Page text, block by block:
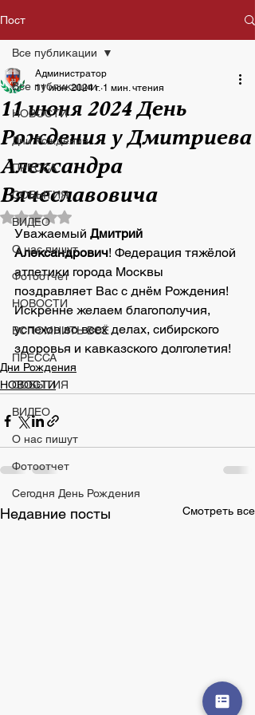
Пост
Все публикации
НОВОСТИ
Дни Рождения
ПРЕССА
СОБЫТИЯ
ВИДЕО
О нас пишут
Фотоотчет
НОВОСТИ
ВСПОМНИТЬ ВСЁ
ПРЕССА
СОБЫТИЯ
ВИДЕО
О нас пишут
Фотоотчет
Сегодня День Рождения
Все публикации
11 июня 2024 День
Рождения у Дмитриева
Александра
Вячеславовича
Администратор
11 июн. 2024 г. 1 мин. чтения
Оценка: не число из 5 звезд.
Уважаемый Дмитрий
Александрович! Федерация тяжёлой
атлетики города Москвы
поздравляет Вас с днём Рождения!
Искренне желаем благополучия,
успехов во всех делах, сибирского
здоровья и кавказского долголетия!
Дни Рождения
НОВОСТИ
Недавние посты Смотреть все